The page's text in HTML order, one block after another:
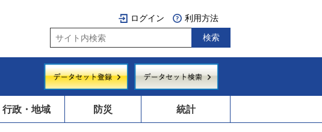
ログイン 利用方法
行政・地域 防災 統計